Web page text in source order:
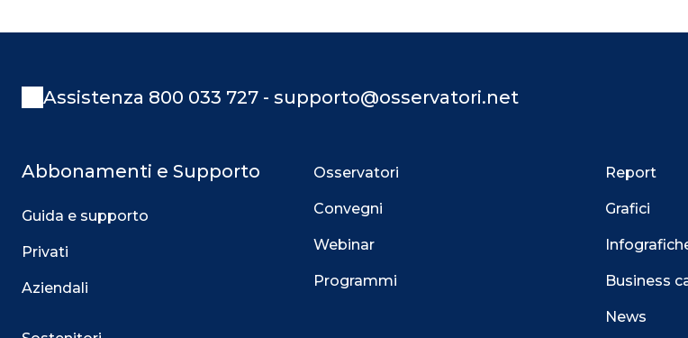
Assistenza 800 033 727 - supporto@osservatori.net
Abbonamenti e Supporto
Guida e supporto
Privati
Aziendali
Osservatori
Convegni
Webinar
Programmi
Report
Grafici
Business
News